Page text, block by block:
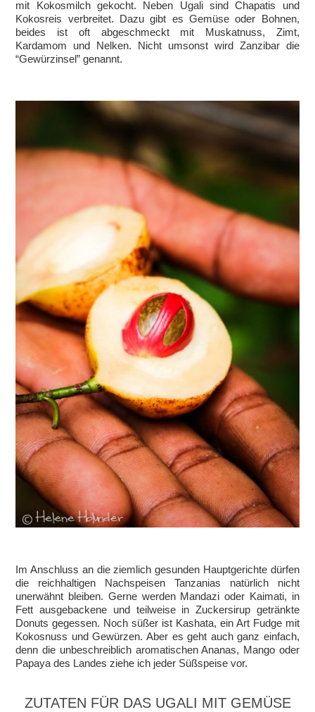
mit Kokosmilch gekocht. Neben Ugali sind Chapatis und
Kokosreis verbreitet. Dazu gibt es Gemüse oder Bohnen,
beides ist oft abgeschmeckt mit Muskatnuss, Zimt,
Kardamom und Nelken. Nicht umsonst wird Zanzibar die
“Gewürzinsel” genannt.
Im Anschluss an die ziemlich gesunden Hauptgerichte dürfen
die reichhaltigen Nachspeisen Tanzanias natürlich nicht
unerwähnt bleiben. Gerne werden Mandazi oder Kaimati, in
Fett ausgebackene und teilweise in Zuckersirup getränkte
Donuts gegessen. Noch süßer ist Kashata, ein Art Fudge mit
Kokosnuss und Gewürzen. Aber es geht auch ganz einfach,
denn die unbeschreiblich aromatischen Ananas, Mango oder
Papaya des Landes ziehe ich jeder Süßspeise vor.
ZUTATEN FÜR DAS UGALI MIT GEMÜSE